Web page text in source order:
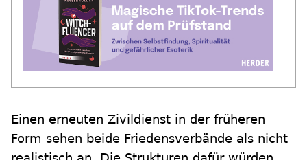
Einen erneuten Zivildienst in der früheren
Form sehen beide Friedensverbände als nicht